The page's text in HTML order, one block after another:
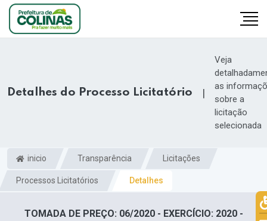
Detalhes do Processo Licitatório |
Veja
as
sobre a
licitação
selecionada
inicio Transparência Licitações
Processos Licitatórios Detalhes
TOMADA DE PREÇO: 06/2020 - EXERCÍCIO: 2020 -